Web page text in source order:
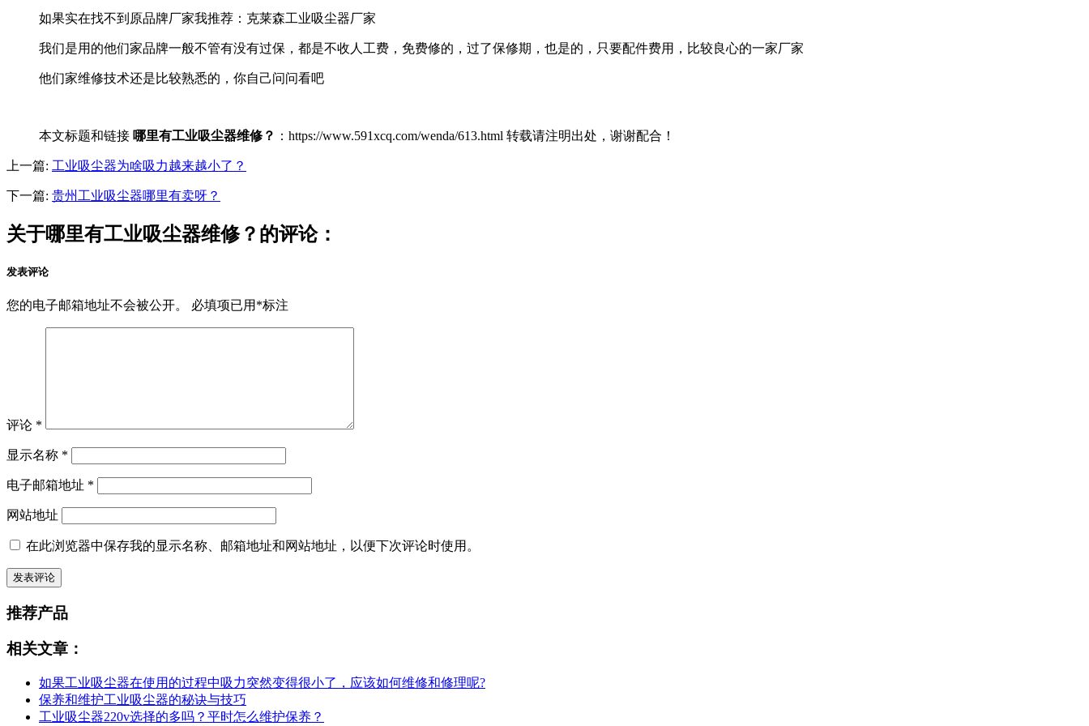
如果实在找不到原品牌厂家我推荐：克莱森工业吸尘器厂家
我们是用的他们家品牌一般不管有没有过保，都是不收人工费，免费修的，过了保修期，也是的，只要配件费用，比较良心的一家厂家
他们家维修技术还是比较熟悉的，你自己问问看吧
本文标题和链接 哪里有工业吸尘器维修？ ：https://www.591xcq.com/wenda/613.html 转载请注明出处，谢谢配合！
上一篇: 工业吸尘器为啥吸力越来越小了？
下一篇: 贵州工业吸尘器哪里有卖呀？
关于哪里有工业吸尘器维修？的评论：
发表评论
您的电子邮箱地址不会被公开。 必填项已用 *标注
评论 *
显示名称 *
电子邮箱地址 *
网站地址
在此浏览器中保存我的显示名称、邮箱地址和网站地址，以便下次评论时使用。
推荐产品
相关文章：
如果工业吸尘器在使用的过程中吸力突然变得很小了，应该如何维修和修理呢?
保养和维护工业吸尘器的秘诀与技巧
工业吸尘器220v选择的多吗？平时怎么维护保养？